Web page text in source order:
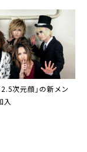
2.5次元顔」の新メン
入